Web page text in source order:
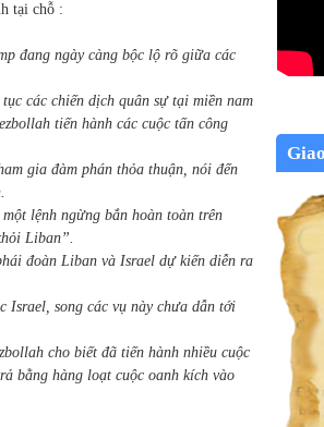
tại chỗ :
đang ngày càng bộc lộ rõ giữa các
các chiến dịch quân sự tại miền nam
tiến hành các cuộc tấn công
gia đàm phán thỏa thuận, nói đến
lệnh ngừng bắn hoàn toàn trên
Liban”.
đoàn Liban và Israel dự kiến diễn ra
Israel, song các vụ này chưa dẫn tới
cho biết đã tiến hành nhiều cuộc
bằng hàng loạt cuộc oanh kích vào